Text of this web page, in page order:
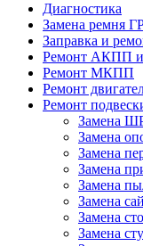
Диагностика
Замена ремня
Заправка и
Ремонт АКПП
Ремонт МКПП
Ремонт
Ремонт
Замена
Замена
Замена
Замена
Замена
Замена
Замена
Замена